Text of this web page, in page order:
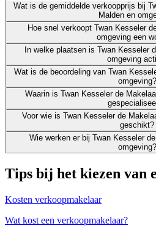
Wat is de gemiddelde verkoopprijs bij
Malden en
Hoe snel verkoopt Twan Kesseler
omgeving een
In welke plaatsen is Twan Kesseler
omgeving
Wat is de beoordeling van Twan
omgeving?
Waarin is Twan Kesseler de
Voor wie is Twan Kesseler de
geschikt?
Wie werken er bij Twan Kesseler
omgeving?
Tips bij het kiezen van
Kosten verkoopmakelaar
Wat kost een verkoopmakelaar?